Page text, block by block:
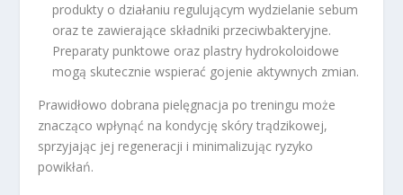
produkty o działaniu regulującym wydzielanie sebum
oraz te zawierające składniki przeciwbakteryjne.
Preparaty punktowe oraz plastry hydrokoloidowe
mogą skutecznie wspierać gojenie aktywnych zmian.
Prawidłowo dobrana pielęgnacja po treningu może
znacząco wpłynąć na kondycję skóry trądzikowej,
sprzyjając jej regeneracji i minimalizując ryzyko
powikłań.